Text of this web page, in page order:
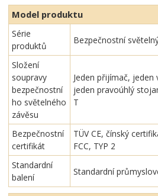
Model produktu
Série
produktů
Bezpečnostní
Složení
soupravy
bezpečnostní
ho světelného
závěsu
Jeden přijímač, jeden
jeden pravoúhlý
T
Bezpečnostní
certifikát
TÜV CE, čínský
FCC, TYP 2
Standardní
balení
Standardní